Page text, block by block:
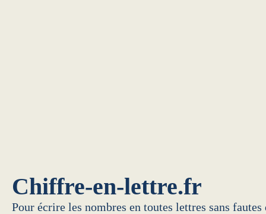
Chiffre-en-lettre.fr
Pour écrire les nombres en toutes lettres sans